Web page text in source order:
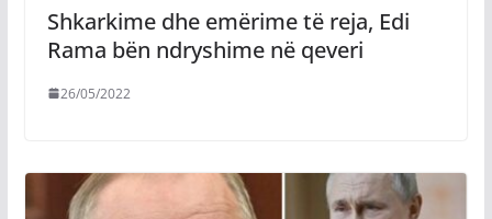
Shkarkime dhe emërime të reja, Edi
Rama bën ndryshime në qeveri
26/05/2022